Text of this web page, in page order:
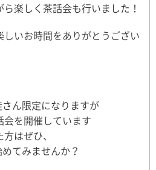
楽しく茶話会も行いました！
いお時間をありがとうござい
ん限定になりますが
を開催しています
はぜひ、
てみませんか？